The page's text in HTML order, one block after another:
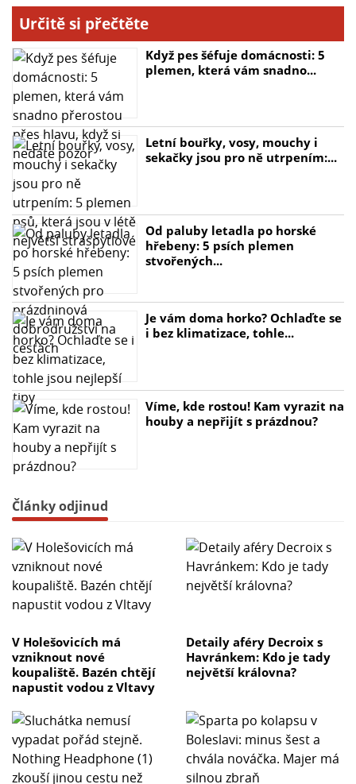
Určitě si přečtěte
Když pes šéfuje domácnosti: 5
plemen, která vám snadno...
Letní bouřky, vosy, mouchy i
sekačky jsou pro ně utrpením:...
Od paluby letadla po horské
hřebeny: 5 psích plemen
stvořených...
Je vám doma horko? Ochlaďte se
i bez klimatizace, tohle...
Víme, kde rostou! Kam vyrazit na
houby a nepřijít s prázdnou?
Články odjinud
V Holešovicích má
vzniknout nové
koupaliště. Bazén chtějí
napustit vodou z Vltavy
Detaily aféry Decroix s
Havránkem: Kdo je tady
největší královna?